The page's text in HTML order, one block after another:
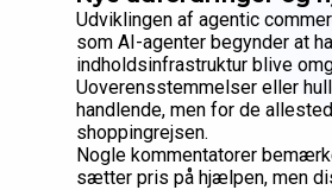
Udviklingen af agentic
som AI-agenter begynder at
indholdsinfrastruktur blive
Uoverensstemmelser eller
handlende, men for de
shoppingrejsen.
Nogle kommentatorer
sætter pris på hjælpen, men